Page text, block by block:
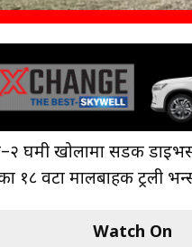
घमी खोलामा सडक
१८ वटा मालबाहक ट्रली
Watch On